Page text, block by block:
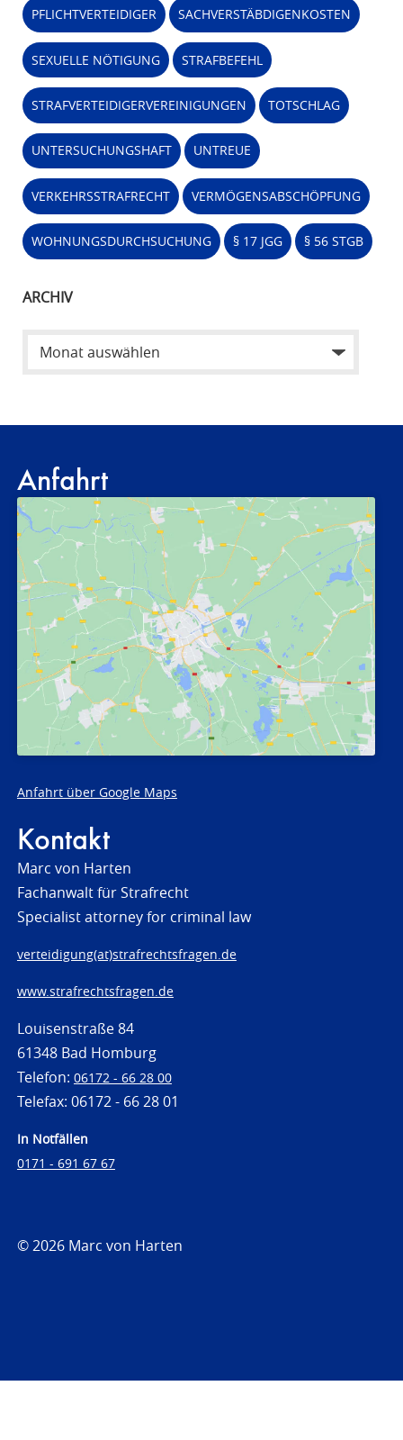
PFLICHTVERTEIDIGER SACHVERSTÄBDIGENKOSTEN
SEXUELLE NÖTIGUNG STRAFBEFEHL
STRAFVERTEIDIGERVEREINIGUNGEN TOTSCHLAG
UNTERSUCHUNGSHAFT UNTREUE
VERKEHRSSTRAFRECHT VERMÖGENSABSCHÖPFUNG
WOHNUNGSDURCHSUCHUNG § 17 JGG § 56 STGB
ARCHIV
Anfahrt
Anfahrt über Google Maps
Kontakt
Marc von Harten
Fachanwalt für Strafrecht
Specialist attorney for criminal law
verteidigung(at)strafrechtsfragen.de
www.strafrechtsfragen.de
Louisenstraße 84
61348 Bad Homburg
Telefon: 06172 - 66 28 00
Telefax: 06172 - 66 28 01
In Notfällen
0171 - 691 67 67
© 2026 Marc von Harten